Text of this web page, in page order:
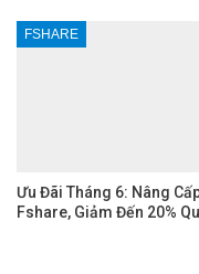
FSHARE
Ưu Đãi Tháng 6: Nâng
Fshare, Giảm Đến 20%